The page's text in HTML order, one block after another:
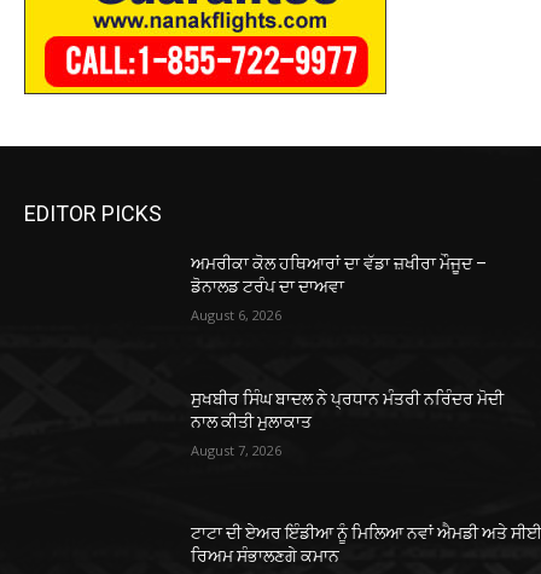
EDITOR PICKS
ਅਮਰੀਕਾ ਕੋਲ ਹਥਿਆਰਾਂ ਦਾ ਵੱਡਾ ਜ਼ਖੀਰਾ ਮੌਜੂਦ –
ਡੋਨਾਲਡ ਟਰੰਪ ਦਾ ਦਾਅਵਾ
August 6, 2026
ਸੁਖਬੀਰ ਸਿੰਘ ਬਾਦਲ ਨੇ ਪ੍ਰਧਾਨ ਮੰਤਰੀ ਨਰਿੰਦਰ ਮੋਦੀ
ਨਾਲ ਕੀਤੀ ਮੁਲਾਕਾਤ
August 7, 2026
ਟਾਟਾ ਦੀ ਏਅਰ ਇੰਡੀਆ ਨੂੰ ਮਿਲਿਆ ਨਵਾਂ ਐਮਡੀ ਅਤੇ
ਰਿਅਮ ਸੰਭਾਲਣਗੇ ਕਮਾਨ